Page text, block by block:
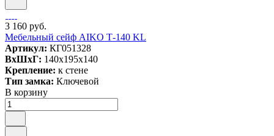
3 160 руб.
Мебельный сейф AIKO Т-140 KL
Артикул: КГ051328
ВxШxГ: 140x195x140
Крепление: к стене
Тип замка: Ключевой
В корзину